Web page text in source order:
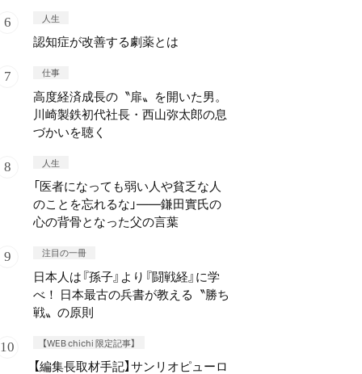
人生
認知症が改善する劇薬とは
仕事
高度経済成長の〝扉〟を開いた男。
川崎製鉄初代社長・西山弥太郎の息
づかいを聴く
人生
「医者になっても弱い人や貧乏な人
のことを忘れるな」——鎌田實氏の
心の背骨となった父の言葉
注目の一冊
日本人は『孫子』より『闘戦経』に学
べ！ 日本最古の兵書が教える〝勝ち
戦〟の原則
【WEB chichi 限定記事】
【編集長取材手記】サンリオピューロ